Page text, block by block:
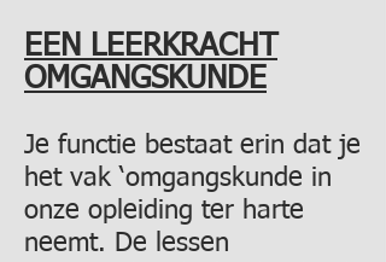
EEN LEERKRACHT
OMGANGSKUNDE
Je functie bestaat erin dat je
het vak ‘omgangskunde in
onze opleiding ter harte
neemt. De lessen